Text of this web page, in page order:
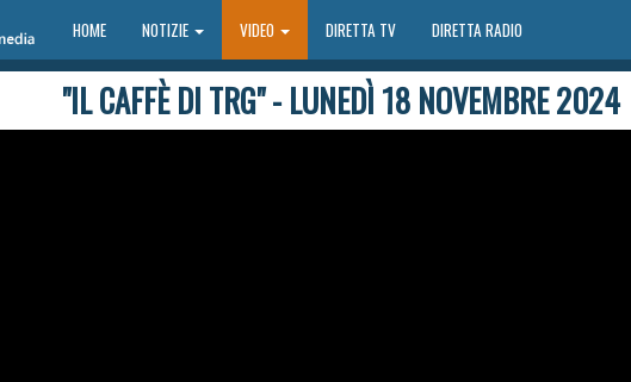
HOMEHOME NOTIZIE VIDEO DIRETTA TV DIRETTA RADIO
"IL CAFFÈ DI TRG" - LUNEDÌ 18 NOVEMBRE 2024